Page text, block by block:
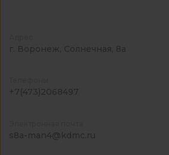
г. Воронеж, Солнечная, 8а
+7(473)2068497
s8a-man4@kdmc.ru